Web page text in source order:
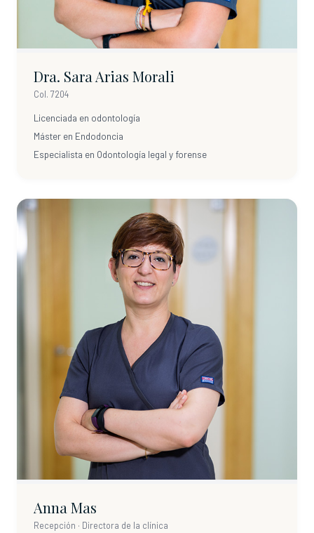
Dra. Sara Arias Morali
Col. 7204
Licenciada en odontología
Máster en Endodoncia
Especialista en Odontología legal y forense
Anna Mas
Recepción · Directora de la clínica